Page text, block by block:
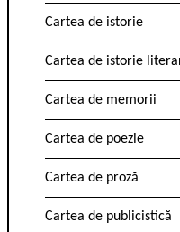
Cartea de istorie
Cartea de istorie
Cartea de memorii
Cartea de poezie
Cartea de proză
Cartea de publicistică